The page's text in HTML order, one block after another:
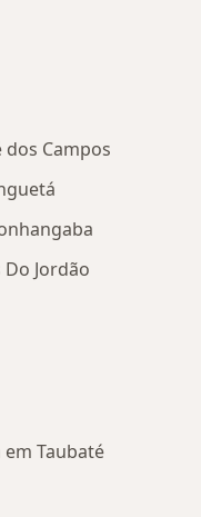
dos Campos
Jordão
Taubaté